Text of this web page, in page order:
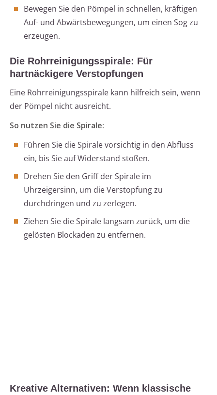
Bewegen Sie den Pömpel in schnellen, kräftigen
Auf- und Abwärtsbewegungen, um einen Sog zu
erzeugen.
Die Rohrreinigungsspirale: Für
hartnäckigere Verstopfungen
Eine Rohrreinigungsspirale kann hilfreich sein, wenn
der Pömpel nicht ausreicht.
So nutzen Sie die Spirale:
Führen Sie die Spirale vorsichtig in den Abfluss
ein, bis Sie auf Widerstand stoßen.
Drehen Sie den Griff der Spirale im
Uhrzeigersinn, um die Verstopfung zu
durchdringen und zu zerlegen.
Ziehen Sie die Spirale langsam zurück, um die
gelösten Blockaden zu entfernen.
Kreative Alternativen: Wenn klassische